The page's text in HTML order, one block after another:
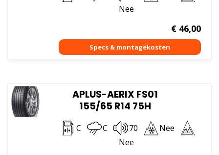
Nee
€46,00
APLUS-AERIX FS01
155/65 R14 75H
C C 70
Nee
Nee